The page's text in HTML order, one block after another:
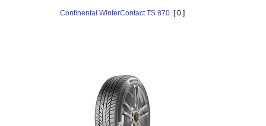
Continental WinterContact TS 870 [ 0 ]